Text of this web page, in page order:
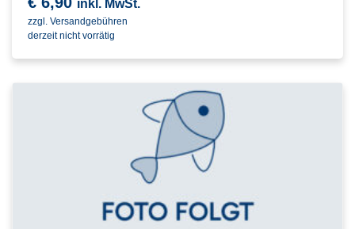
inkl. MwSt.
zzgl. Versandgebühren
derzeit nicht vorrätig